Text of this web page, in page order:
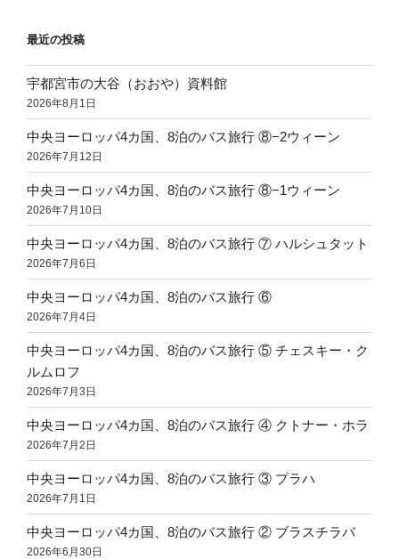
最近の投稿
宇都宮市の大谷（おおや）資料館
2026年8月1日
中央ヨーロッパ4カ国、8泊のバス旅行 ⑧−2ウィーン
2026年7月12日
中央ヨーロッパ4カ国、8泊のバス旅行 ⑧−1ウィーン
2026年7月10日
中央ヨーロッパ4カ国、8泊のバス旅行 ⑦ ハルシュタット
2026年7月6日
中央ヨーロッパ4カ国、8泊のバス旅行 ⑥
2026年7月4日
中央ヨーロッパ4カ国、8泊のバス旅行 ⑤ チェスキー・ク
ルムロフ
2026年7月3日
中央ヨーロッパ4カ国、8泊のバス旅行 ④ クトナー・ホラ
2026年7月2日
中央ヨーロッパ4カ国、8泊のバス旅行 ③ プラハ
2026年7月1日
中央ヨーロッパ4カ国、8泊のバス旅行 ② ブラスチラバ
2026年6月30日